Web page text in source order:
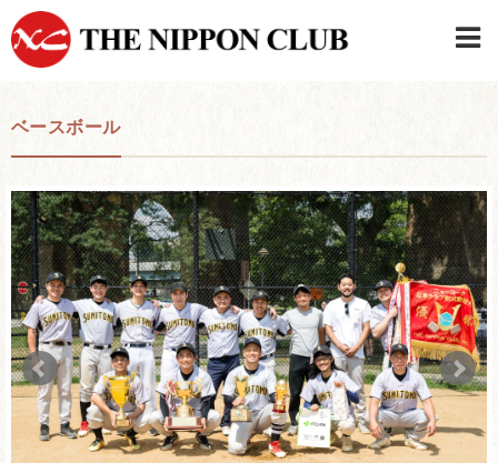
ベースボール
日本クラブメンバーログイン
連絡先・駐車場
はじめてご利用の方はこちら
›